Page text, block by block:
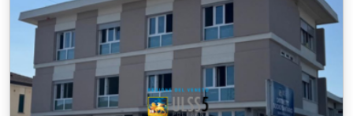
Inclusione
Laboratorio Analisi
Malattie
Malattie rare
Medicina Generale
Medicina generale
Medicina Trasfusionale
Medico Medicina Generale MMG
Nefrologia e Dialisi
Oculistica